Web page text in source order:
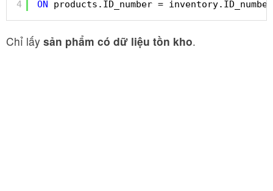
4
ON
products.ID_number =
Chỉ lấy sản phẩm có dữ liệu tồn kho.